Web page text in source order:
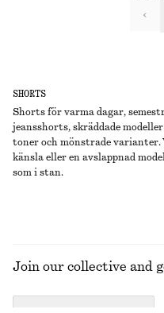
SHORTS
Shorts för varma dagar,
jeansshorts, skräddade
toner och mönstrade varianter.
känsla eller en avslappnad
som i stan.
Join our collective and